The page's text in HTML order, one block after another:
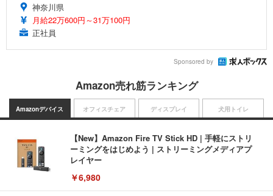
神奈川県
月給22万600円～31万100円
正社員
Sponsored by
Amazon売れ筋ランキング
Amazonデバイス
【New】Amazon Fire TV Stick HD | 手軽にストリ
ーミングをはじめよう | ストリーミングメディアプ
レイヤー
￥6,980
オフィスチェア ディスプレイ 犬用トイレ